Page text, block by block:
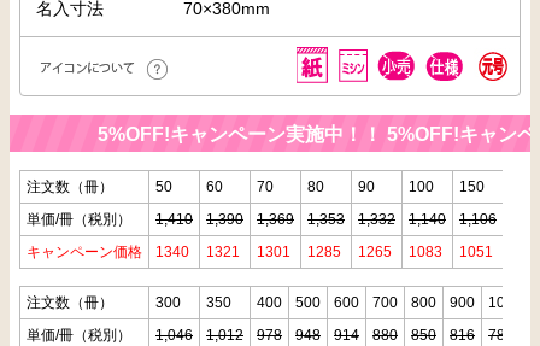
名入寸法
70×380mm
5%OFF!キャンペーン実施中！！5%OFF!キャンペ
注文数（冊） 50 60 70 80 90 100 150
単価/冊（税別）
1,410 1,390 1,369 1,353 1,332 1,140 1,106
キャンペーン価格
1340 1321 1301 1285 1265 1083 1051
注文数（冊） 300 350 400 500 600 700 800 900
1000
単価/冊（税別）
1,046 1,012 978 948 914 880 850 816
783